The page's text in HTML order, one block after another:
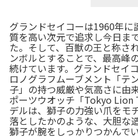
グランドセイコーは1960年
質を高い次元で追求し今日ま
た。そして、百獣の王と称さ
ンボルとすることで、最高峰
続けています。グランドセイ
ロノグラフムーブメント「テ
子」の持つ威厳や気高さに由
ポーツウオッチ「Tokyo Lion
デルは、獅子の力強い爪をモ
落としたかのような、大胆な
獅子が腕をしっかりつかんで